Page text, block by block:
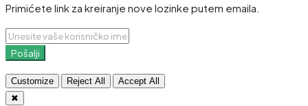
Primićete link za kreiranje nove lozinke putem emaila.
Pošalji
Customize Reject All
Accept All
✖